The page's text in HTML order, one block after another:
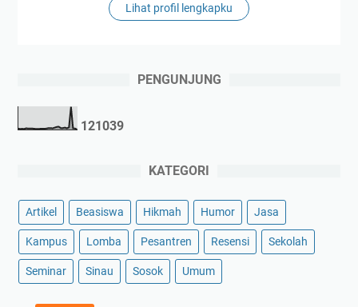
Lihat profil lengkapku
PENGUNJUNG
121039
KATEGORI
Artikel Beasiswa Hikmah Humor Jasa
Kampus Lomba Pesantren Resensi Sekolah
Seminar Sinau Sosok Umum